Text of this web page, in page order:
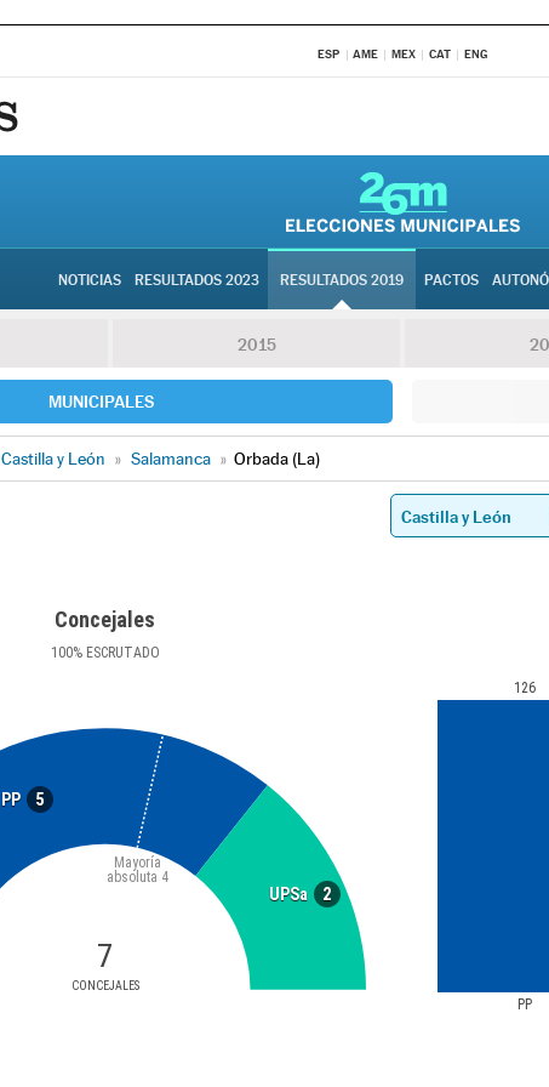
ESP AME MEX CAT ENG
NOTICIAS RESULTADOS 2023 RESULTADOS 2019 PACTOS
2015
MUNICIPALES
Castilla y León » Salamanca » Orbada (La)
Concejales
100%ESCRUTADO
PP 5
UPSa 2
7
CONCEJALES
Mayoría
absoluta 4
PP
126